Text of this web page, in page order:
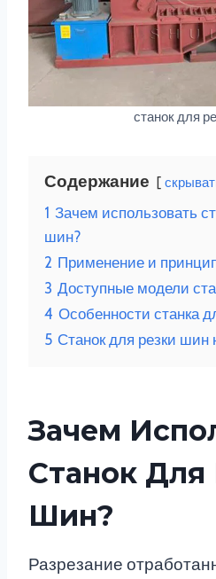
станок для
Содержание
1 Зачем использовать
шин?
2 Применение и
3 Доступные модели
4 Особенности станка
5 Станок для резки шин
Зачем
Станок Для
Шин?
Разрезание